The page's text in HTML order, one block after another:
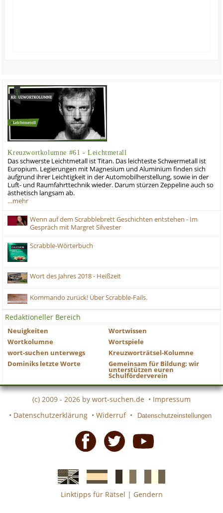
Kreuzwortkolumne #61 - Leichtmetall
Das schwerste Leichtmetall ist Titan. Das leichteste Schwermetall ist
Europium. Legierungen mit Magnesium und Aluminium finden sich
aufgrund ihrer Leichtigkeit in der Automobilherstellung, sowie in der
Luft- und Raumfahrttechnik wieder. Darum stürzen Zeppeline auch so
ästhetisch langsam ab.
…mehr
Wenn auf dem Scrabblebrett Geschichten entstehen - Im
Gespräch mit Margret Silvester
Scrabble-Wörterbuch
Wort des Jahres 2018 - Heißzeit
Kommando zurück! Über Scrabble-Fails.
Redaktioneller Bereich
Neuigkeiten
Wortwissen
Wortkolumne
Wortspiele
wort-suchen unterwegs
Kreuzworträtsel-Kolumne
Dominiks letzte Worte
Gemeinsam für Bildung: wir
unterstützen euren
Schulförderverein
(c) 2009 - 2026 by wort-suchen.de • Impressum
• Datenschutzerklärung • Widerruf • Datenschutzeinstellungen
EnglischeSpanischefranzösicheitalienische
Linktipps für Rätsel | Gendern